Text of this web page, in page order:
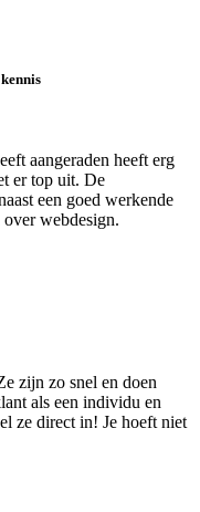
aangeraden heeft erg
er top uit. De
een goed werkende
webdesign.
zijn zo snel en doen
als een individu en
ze direct in! Je hoeft niet